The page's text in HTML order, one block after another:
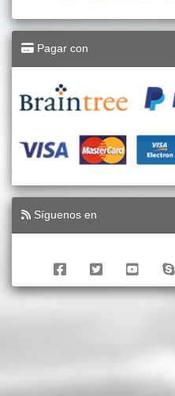
Pagar con
Síguenos en